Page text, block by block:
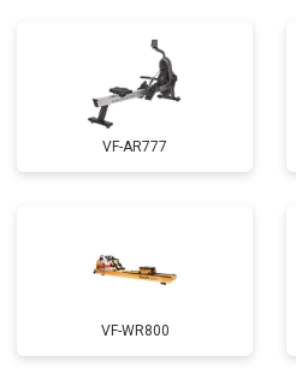
VF-AR777
VF-WR800